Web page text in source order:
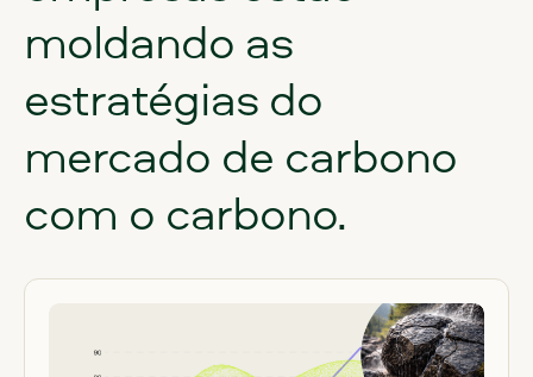
moldando as
estratégias do
mercado de carbono
com o carbono.